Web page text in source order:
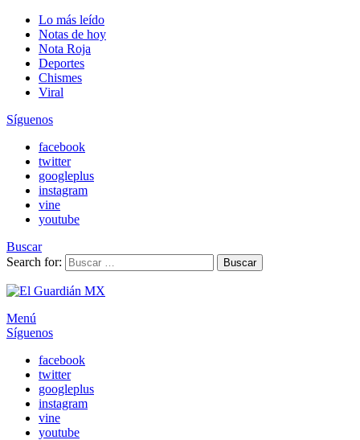
Lo más leído
Notas de hoy
Nota Roja
Deportes
Chismes
Viral
Síguenos
facebook
twitter
googleplus
instagram
vine
youtube
Buscar
Search for:
Buscar
Menú
Síguenos
facebook
twitter
googleplus
instagram
vine
youtube